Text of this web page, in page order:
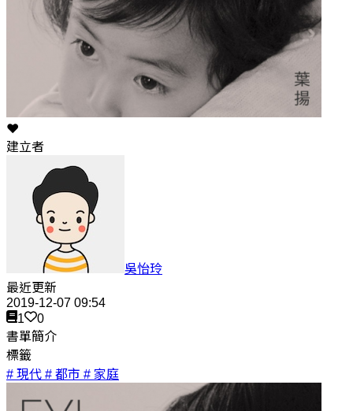
❤️
建立者
吳怡玲
最近更新
2019-12-07 09:54
1
0
書單簡介
標籤
# 現代 # 都市 # 家庭